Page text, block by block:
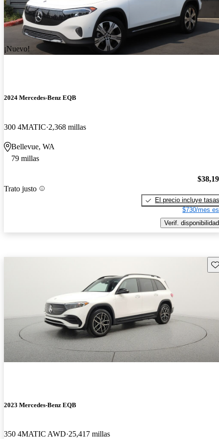
¡Nuevo!
2024 Mercedes-Benz EQB
300 4MATIC 2,368 millas
Bellevue, WA
79 millas
Trato justo
El precio incluye tasas
$730/mes
Verif. disponibilidad
2023 Mercedes-Benz EQB
350 4MATIC AWD 25,417 millas